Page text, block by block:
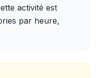
activité est
par heure,